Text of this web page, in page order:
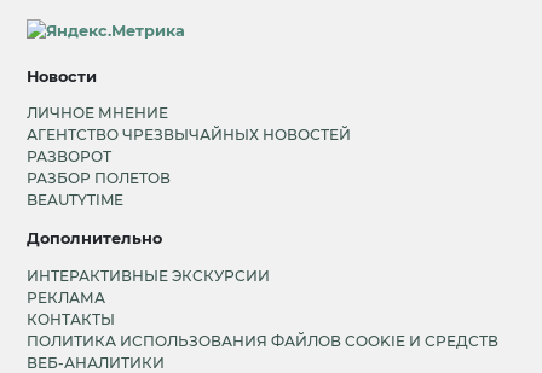
Новости
ЛИЧНОЕ МНЕНИЕ
АГЕНТСТВО ЧРЕЗВЫЧАЙНЫХ НОВОСТЕЙ
РАЗВОРОТ
РАЗБОР ПОЛЕТОВ
BEAUTYTIME
Дополнительно
ИНТЕРАКТИВНЫЕ ЭКСКУРСИИ
РЕКЛАМА
КОНТАКТЫ
ПОЛИТИКА ИСПОЛЬЗОВАНИЯ ФАЙЛОВ COOKIE И СРЕДСТВ
ВЕБ-АНАЛИТИКИ